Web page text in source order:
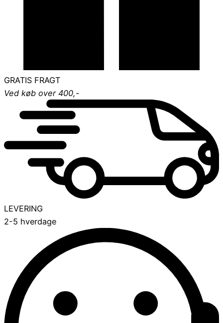
GRATIS FRAGT
Ved køb over 400,-
LEVERING
2-5 hverdage